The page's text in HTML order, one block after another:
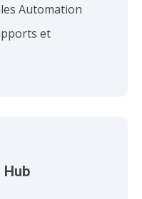
Automation
et